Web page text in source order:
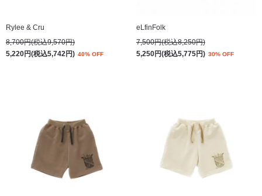
Rylee & Cru
8,700円(税込9,570円)
5,220円(税込5,742円) 40% OFF
eLfinFolk
7,500円(税込8,250円)
5,250円(税込5,775円) 30% OFF